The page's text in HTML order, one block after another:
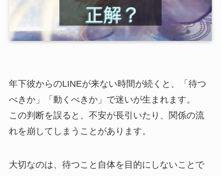
年下彼からのLINEが来ない時間が続くと、「待つ
べきか」「動くべきか」で迷いが生まれます。
この判断を誤ると、不安が長引いたり、関係の流
れを崩してしまうことがあります。
大切なのは、待つこと自体を目的にしないことで